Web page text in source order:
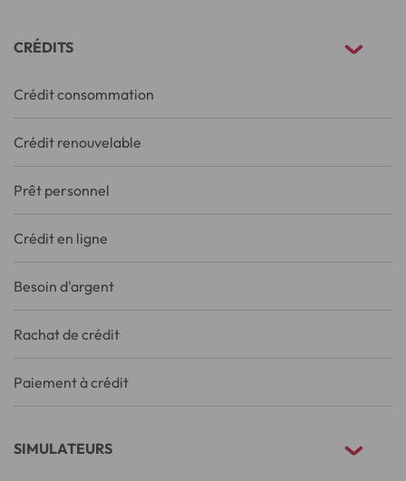
CRÉDITS
Crédit consommation
Crédit renouvelable
Prêt personnel
Crédit en ligne
Besoin d'argent
Rachat de crédit
Paiement à crédit
SIMULATEURS